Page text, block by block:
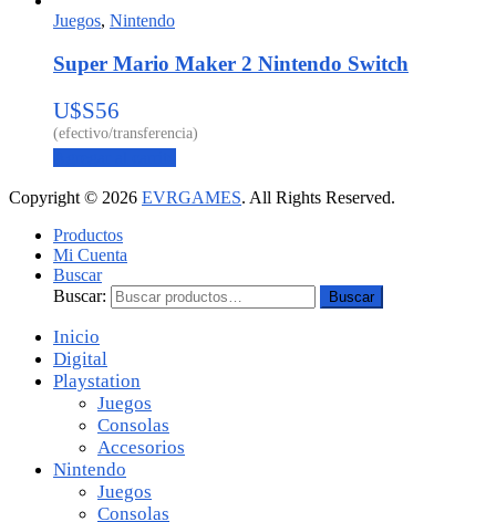
Juegos, Nintendo
Super Mario Maker 2 Nintendo Switch
U$S56
Copyright © 2026 EVRGAMES. All Rights Reserved.
Productos
Mi Cuenta
Buscar
Buscar:
Buscar
Inicio
Digital
Playstation
Juegos
Consolas
Accesorios
Nintendo
Juegos
Consolas